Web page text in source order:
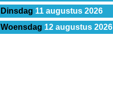
Dinsdag 11 augustus 2026
Woensdag 12 augustus 2026